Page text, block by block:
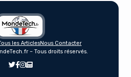
les ArticlesNous Contacter
– Tous droits réservés.
: Une Loi Qui Inquiète Les